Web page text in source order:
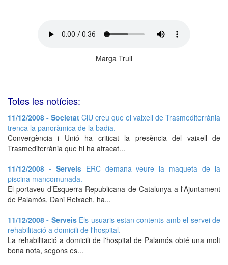
Marga Trull
Totes les notícies:
11/12/2008 - Societat CiU creu que el vaixell de Trasmediterrània
trenca la panoràmica de la badia.
Convergència i Unió ha criticat la presència del vaixell de
Trasmediterrània que hi ha atracat...
11/12/2008 - Serveis ERC demana veure la maqueta de la
piscina mancomunada.
El portaveu d’Esquerra Republicana de Catalunya a l'Ajuntament
de Palamós, Dani Reixach, ha...
11/12/2008 - Serveis Els usuaris estan contents amb el servei de
rehabilitació a domicili de l'hospital.
La rehabilitació a domicili de l'hospital de Palamós obté una molt
bona nota, segons es...